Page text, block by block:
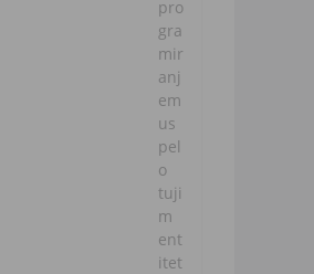
pro
gra
mir
anj
em
us
pel
o
tuji
m
ent
itet